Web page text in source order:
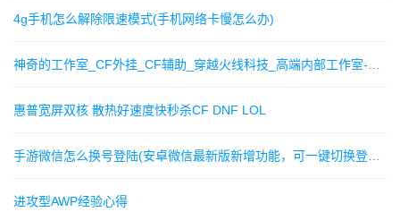
4g手机怎么解除限速模式(手机网络卡慢怎么办)
惠普宽屏双核 散热好速度快秒杀CF DNF LOL
进攻型AWP经验心得